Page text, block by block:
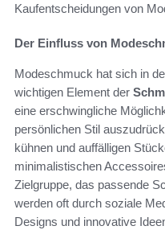
Kaufentscheidungen von
Der Einfluss von
Modeschmuck hat sich in
wichtigen Element der
eine erschwingliche
persönlichen Stil
kühnen und auffälligen
minimalistischen
Zielgruppe, das passende
werden oft durch soziale
Designs und innovative